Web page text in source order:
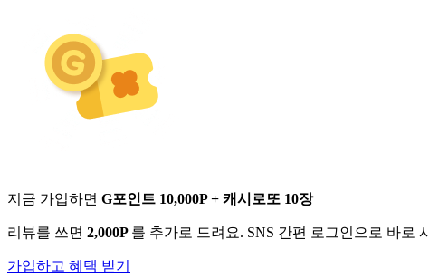
지금 가입하면 G포인트 10,000P + 캐시로또 10장
리뷰를 쓰면 2,000P 를 추가로 드려요. SNS 간편 로그인으로 바로
가입하고 혜택 받기